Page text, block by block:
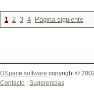
1 2 3 4 Página siguiente
DSpace software copyright ©
Contacto
Sugerencias